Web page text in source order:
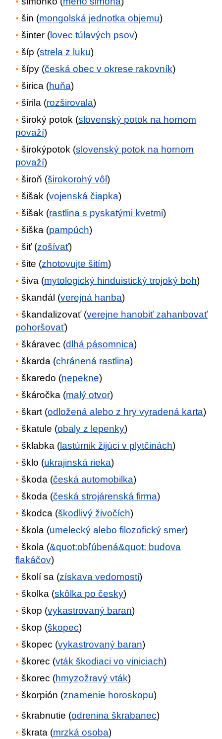
šin (mongolská jednotka objemu)
šinter (lovec túlavých psov)
šíp (strela z luku)
šípy (česká obec v okrese rakovník)
širica (huňa)
šírila (rozširovala)
široký potok (slovenský potok na hornom
považí)
širokýpotok (slovenský potok na hornom
považí)
široň (širokorohý vôl)
šišak (vojenská čiapka)
šišak (rastlina s pyskatými kvetmi)
šiška (pampúch)
šiť (zošívať)
šite (zhotovujte šitím)
šiva (mytologický hinduistický trojoký boh)
škandál (verejná hanba)
škandalizovať (verejne hanobiť zahanbovať
pohoršovať)
škáravec (dlhá pásomnica)
škarda (chránená rastlina)
škaredo (nepekne)
škáročka (malý otvor)
škart (odložená alebo z hry vyradená karta)
škatule (obaly z lepenky)
šklabka (lastúrnik žijúci v plytčinách)
šklo (ukrajinská rieka)
škoda (česká automobilka)
škoda (česká strojárenská firma)
škodca (škodlivý živočích)
škola (umelecký alebo filozofický smer)
škola (&quot;obľúbená&quot; budova
flakáčov)
školí sa (získava vedomosti)
školka (skôlka po česky)
škop (vykastrovaný baran)
škop (škopec)
škopec (vykastrovaný baran)
škorec (vták škodiaci vo viniciach)
škorec (hmyzožravý vták)
škorpión (znamenie horoskopu)
škrabnutie (odrenina škrabanec)
škrata (mrzká osoba)